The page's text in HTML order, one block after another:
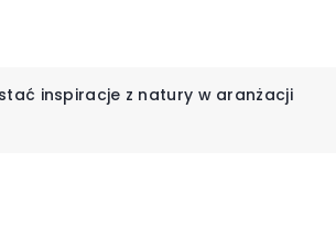
inspiracje z natury w aranżacji